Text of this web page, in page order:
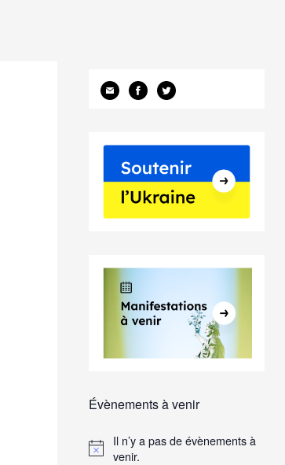
Évènements à venir
Il n’y a pas de évènements à
venir.